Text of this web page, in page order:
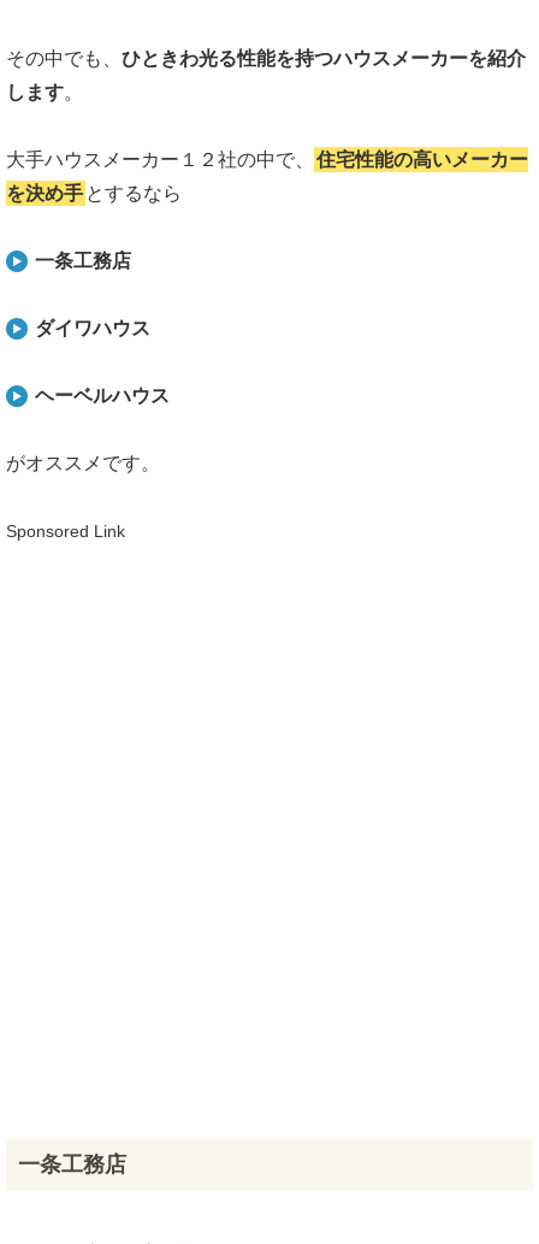
その中でも、 ひときわ光る性能を持つハウスメーカーを紹介
します。
大手ハウスメーカー１２社の中で、
住宅性能の高いメーカー
を決め手 とするなら
一条工務店
ダイワハウス
ヘーベルハウス
がオススメです。
Sponsored Link
一条工務店